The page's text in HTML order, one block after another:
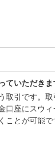
いただきま
引です。取
座にスウィ
とが可能で